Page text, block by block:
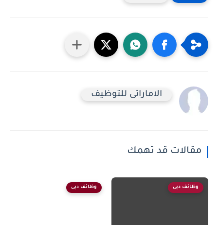
الاماراتى للتوظيف
مقالات قد تهمك
وظائف دبى وظائف دبى